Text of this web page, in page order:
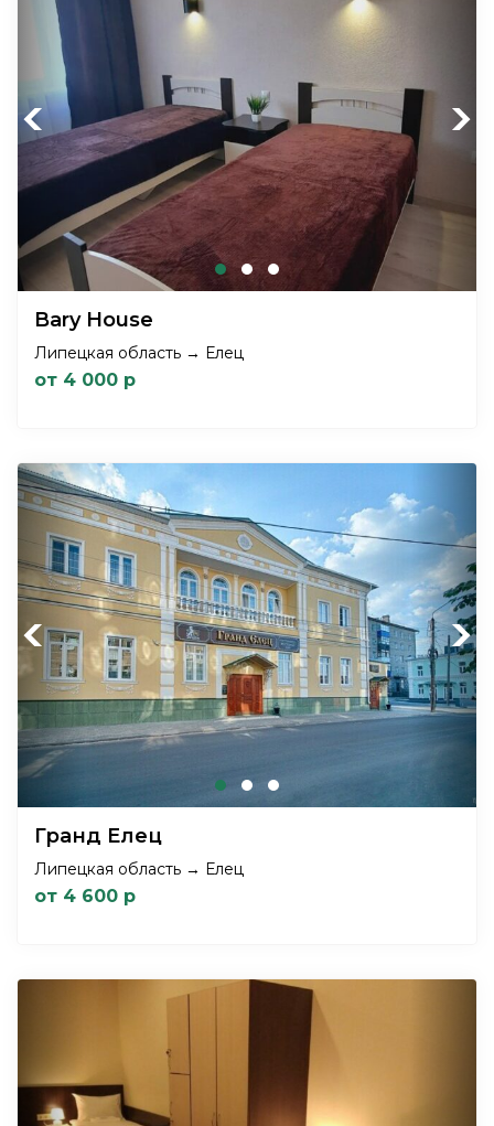
Previous Next
Bary House
Липецкая область → Елец
от 4 000 р
Previous Next
Гранд Елец
Липецкая область → Елец
от 4 600 р